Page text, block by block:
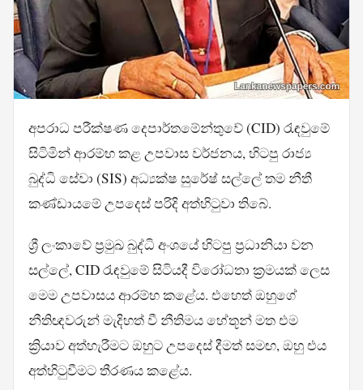
අපරාධ පරීක්ෂණ දෙපාර්තමේන්තුවේ (CID) රැඳවුමේ
සිටිමින් ආරම්භ කළ උපවාස වර්ජනය, හිටපු රාජ්‍ය
බුද්ධි සේවා (SIS) අධ්‍යක්ෂ සුරේෂ් සල්ලේ තම නීතී
කණ්ඩායමේ උපදෙස් පරිදි අත්හිටුවා තිබේ.
ශ්‍රී ලංකාවේ ප්‍රමුඛ බුද්ධි අංශයේ හිටපු ප්‍රධානියා වන
සල්ලේ, CID රැඳවුමේ සිටියදී විරෝධතා ක්‍රමයක් ලෙස
මෙම උපවාසය ආරම්භ කළේය. එහෙත් ඔහුගේ
නීතිඥවරුන් මැදිහත් වී නීතිමය හේතූන් මත එම
ක්‍රියාව අත්හැරීමට ඔහුට උපදෙස් දීමත් සමඟ, ඔහු එය
අත්හිටුවීමට තීරණය කළේය.